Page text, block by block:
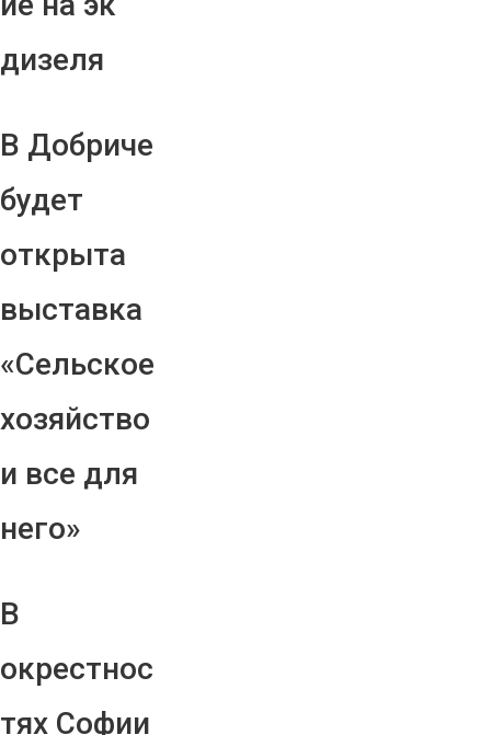
дизеля
В Добриче
будет
открыта
выставка
«Сельское
хозяйство
и все для
него»
В
окрестнос
тях Софии